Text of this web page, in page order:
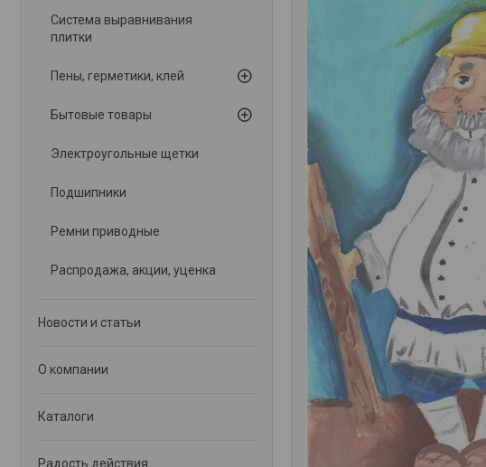
Система выравнивания
плитки
Пены, герметики, клей
Бытовые товары
Электроугольные щетки
Подшипники
Ремни приводные
Распродажа, акции, уценка
Новости и статьи
О компании
Каталоги
Радость действия